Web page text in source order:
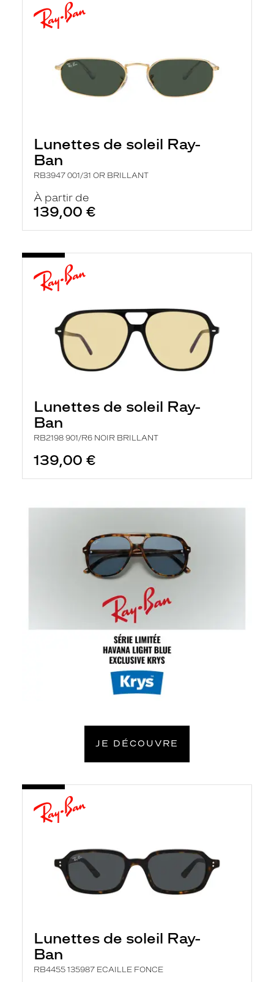
Lunettes de soleil Ray-
Ban
RB3947 001/31 OR BRILLANT
À partir de
139,00 €
Lunettes de soleil Ray-
Ban
RB2198 901/R6 NOIR BRILLANT
139,00 €
JE DÉCOUVRE
En
Lunettes de soleil Ray-
Ban
RB4455 135987 ECAILLE FONCE